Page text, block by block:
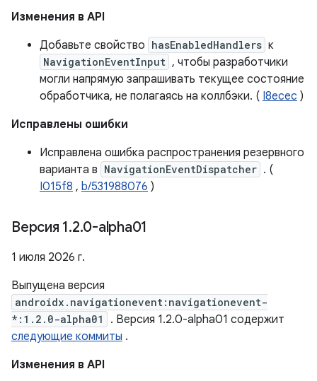
Изменения в API
Добавьте свойство hasEnabledHandlers к
NavigationEventInput , чтобы разработчики
могли напрямую запрашивать текущее состояние
обработчика, не полагаясь на коллбэки. ( I8ecec )
Исправлены ошибки
Исправлена ​​ошибка распространения резервного
варианта в NavigationEventDispatcher . (
I015f8 , b/531988076 )
Версия 1.2.0-alpha01
1 июля 2026 г.
Выпущена версия
androidx.navigationevent:navigationevent-
*:1.2.0-alpha01
. Версия 1.2.0-alpha01 содержит
следующие коммиты .
Изменения в API